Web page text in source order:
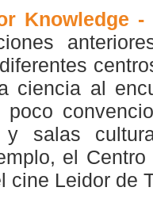
Knowledge -
ciencia al
y salas
el
cine Leidor de